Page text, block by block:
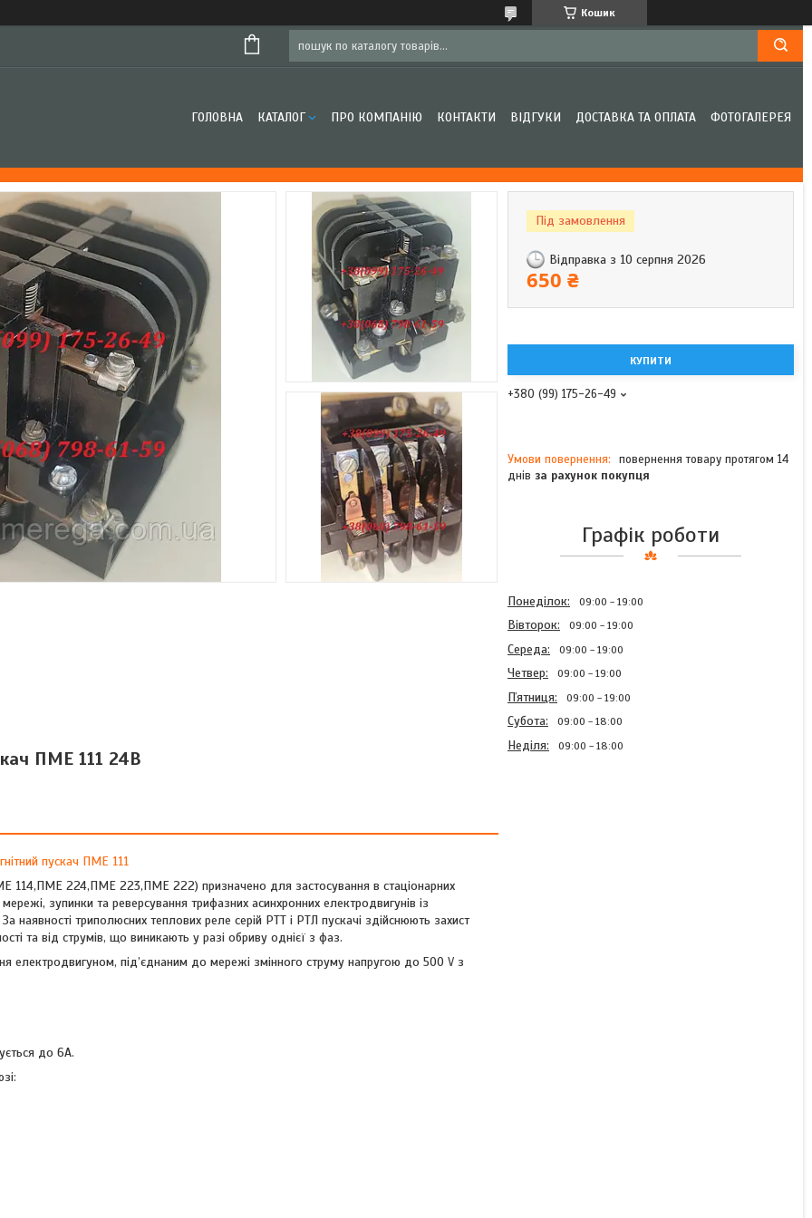
Кошик
ГОЛОВНА КАТАЛОГ ПРО КОМПАНІЮ КОНТАКТИ ВІДГУКИ ДОСТАВКА ТА ОПЛАТА ФОТОГАЛЕРЕЯ
ПМЕ 111 24В
пускач ПМЕ 111
224,ПМЕ 223,ПМЕ 222) призначено для застосування в стаціонарних
зупинки та реверсування трифазних асинхронних електродвигунів із
триполюсних теплових реле серій РТТ і РТЛ пускачі здійснюють захист
та від струмів, що виникають у разі обриву однієї з фаз.
електродвигуном, під’єднаним до мережі змінного струму напругою до 500 V з
до 6А.
Під замовлення
Відправка з 10 серпня 2026
650 ₴
КУПИТИ
+380 (99) 175-26-49
повернення товару протягом 14
днів за рахунок покупця
Графік роботи
Понеділок 09:00 19:00
Вівторок 09:00 19:00
Середа 09:00 19:00
Четвер 09:00 19:00
Пʼятниця 09:00 19:00
Субота 09:00 18:00
Неділя 09:00 18:00